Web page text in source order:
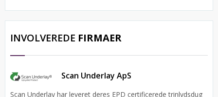
INVOLVEREDE FIRMAER
Scan Underlay ApS
Scan Underlay har leveret deres EPD certificerede trinlydsdug